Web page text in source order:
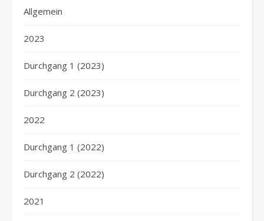
Allgemein
2023
Durchgang 1 (2023)
Durchgang 2 (2023)
2022
Durchgang 1 (2022)
Durchgang 2 (2022)
2021